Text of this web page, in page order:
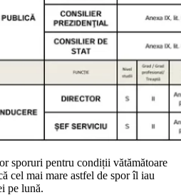
sporuri pentru condiții vătămătoare
cel mai mare astfel de spor îl iau
pe lună.